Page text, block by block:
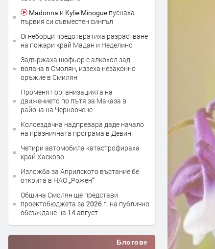
Madonna и Kylie Minogue пуснаха
първия си съвместен сингъл
Огнеборци предотвратиха разрастване
на пожари край Мадан и Неделино
Задържаха шофьор с алкохол зад
волана в Смолян, иззеха незаконно
оръжие в Смилян
Променят организацията на
движението по пътя за Маказа в
района на Черноочене
Колоездачна надпревара даде начало
на празничната програма в Девин
Четири автомобила катастрофираха
край Хасково
Изложба за Априлското въстание бе
открита в НАО „Рожен“
Община Смолян ще представи
проектобюджета за 2026 г. на публично
обсъждане на 14 август
Блогове